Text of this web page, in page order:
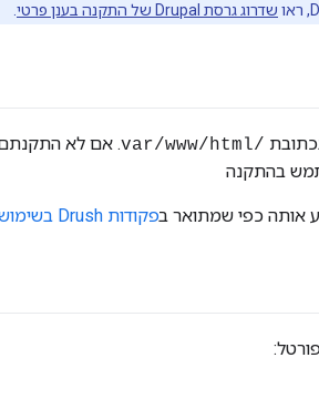
שדרוג גרסת Drupal של התקנה בענן פרטי
/var/www/html
. אם לא
בהתקנה
אותה כפי שמתואר בפקודות Drush בשימוש נפוץ